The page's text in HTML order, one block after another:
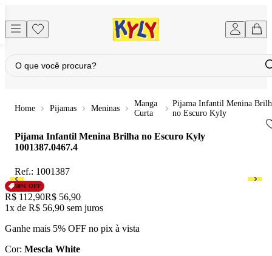
Pijamas Meninas
Manga
Curta
Pijama Infantil Menina
no Escuro Kyly
Pijama Infantil Menina Brilha no Escuro Kyly
1001387.0467.4
Ref.: 1001387
50% OFF
Original price:
R$ 112,90Price:
R$ 56,90
1x de R$ 56,90 sem juros
Ganhe mais 5% OFF no pix à vista
Cor: Mescla White